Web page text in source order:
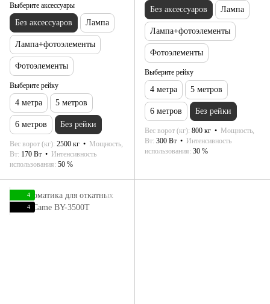
Выберите аксессуары
Без аксессуаров Лампа
Лампа+фотоэлементы
Фотоэлементы
Выберите рейку
4 метра 5 метров
6 метров Без рейки
Вес ворот (кг) 2500 кг
Мощность,
Вт 170 Вт
Интенсивность
использования 50 %
Без аксессуаров Лампа
Лампа+фотоэлементы
Фотоэлементы
Выберите рейку
4 метра 5 метров
6 метров Без рейки
Вес ворот (кг) 800 кг
Мощность,
Вт 300 Вт
Интенсивность
использования 30 %
4
4